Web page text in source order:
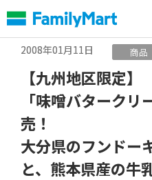
文
へ
2008年01月11日
商品
【九州地区限定】
「味噌バターク
売！
大分県のフンドー
と、熊本県産の牛